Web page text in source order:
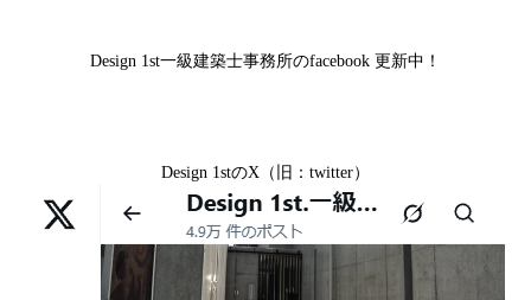
家”を特別価格で体験できる最後のチャン
る。 建築士の無料相談会実施中！
2026年07月01
古い間取りを現代の暮らしに合わせる設
計術
京区H様,京都府宇治市M様,京都市中京区I様,京都府宇治市
中京区T様,京都市北区H様,京都市上京区S様,京都市北区T
様,京都市左京区F様,滋賀県大津市K様,京都市右京区T様,
京都市南区S様,京都市北区O様
リフォームとリノベーションの違い― 京都・滋賀で“後悔
しない住まいづくり”を実現するために ―
Design 1st一級建築士事務所のfacebook 更新中！
Design 1stのX（旧：twitter）